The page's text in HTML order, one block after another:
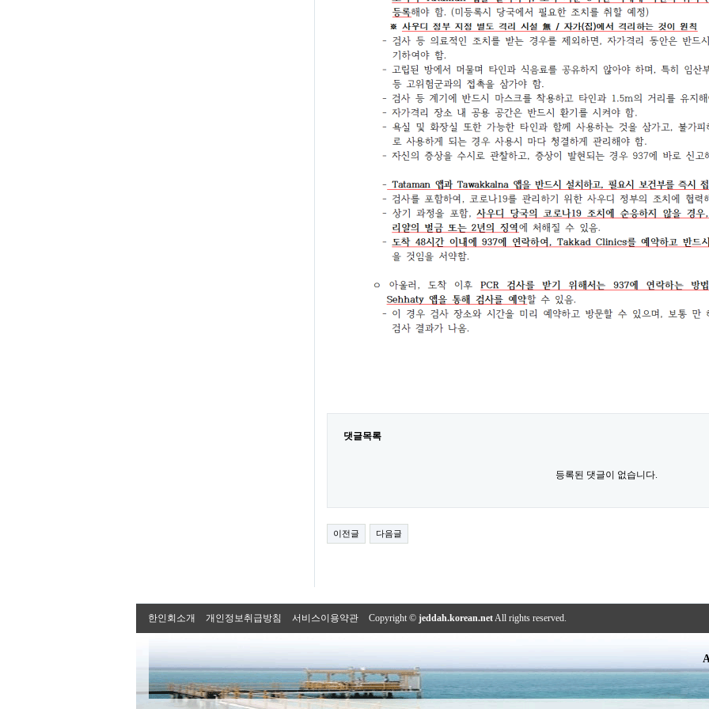
댓글목록
등록된 댓글이 없습니다.
이전글 다음글
한인회소개 개인정보취급방침 서비스이용약관 Copyright © jeddah.korean.netAll rights reserved.